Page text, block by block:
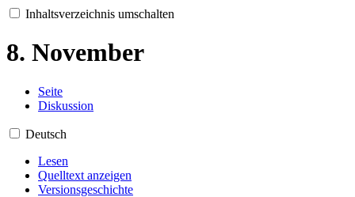
Inhaltsverzeichnis umschalten
8. November
Seite
Diskussion
Deutsch
Lesen
Quelltext anzeigen
Versionsgeschichte